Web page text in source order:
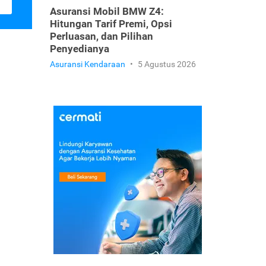
Asuransi Mobil BMW Z4:
Hitungan Tarif Premi, Opsi
Perluasan, dan Pilihan
Penyedianya
Asuransi Kendaraan • 5 Agustus 2026